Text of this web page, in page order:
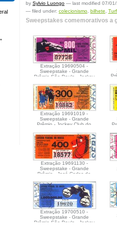
by Sylvio Luongo — last modified 07/
— filed under: colecionismo, bilhete,
Sweepstakes comemorativos a
Extração 19690504 -
Sweepstake - Grande
Prêmio São Paulo - Jockey
Extração 19691019 -
Sweepstake - Grande
Prêmio - Jockey Club do
Extração 19691130 -
Sweepstake - Grande
Prêmio - José Carlos de
Brasileiro
Extração 19700510 -
Sweepstake - Grande
Prêmio São Paulo - Jockey